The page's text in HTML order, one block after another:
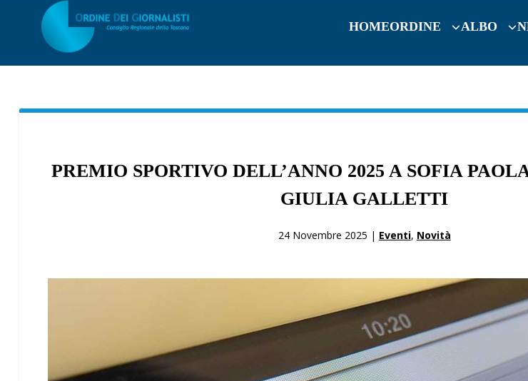
HOMEORDINE ALBO
PREMIO SPORTIVO DELL’ANNO 2025 A SOFIA
GIULIA GALLETTI
24 Novembre 2025 | Eventi, Novità